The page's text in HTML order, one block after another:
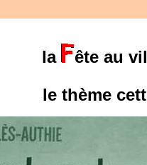
la
ête au
le thème